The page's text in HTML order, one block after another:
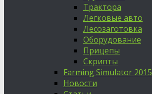
Трактора
Легковые авто
Лесозаготовка
Оборудование
Прицепы
Скрипты
Farming Simulator 2015
Новости